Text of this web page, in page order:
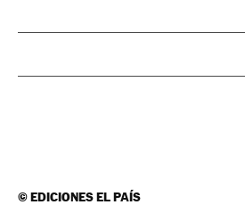
©EDICIONES EL PAÍS